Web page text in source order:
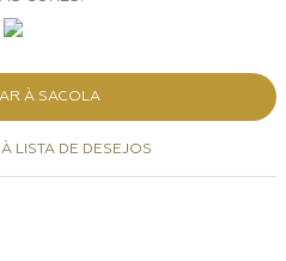
À SACOLA